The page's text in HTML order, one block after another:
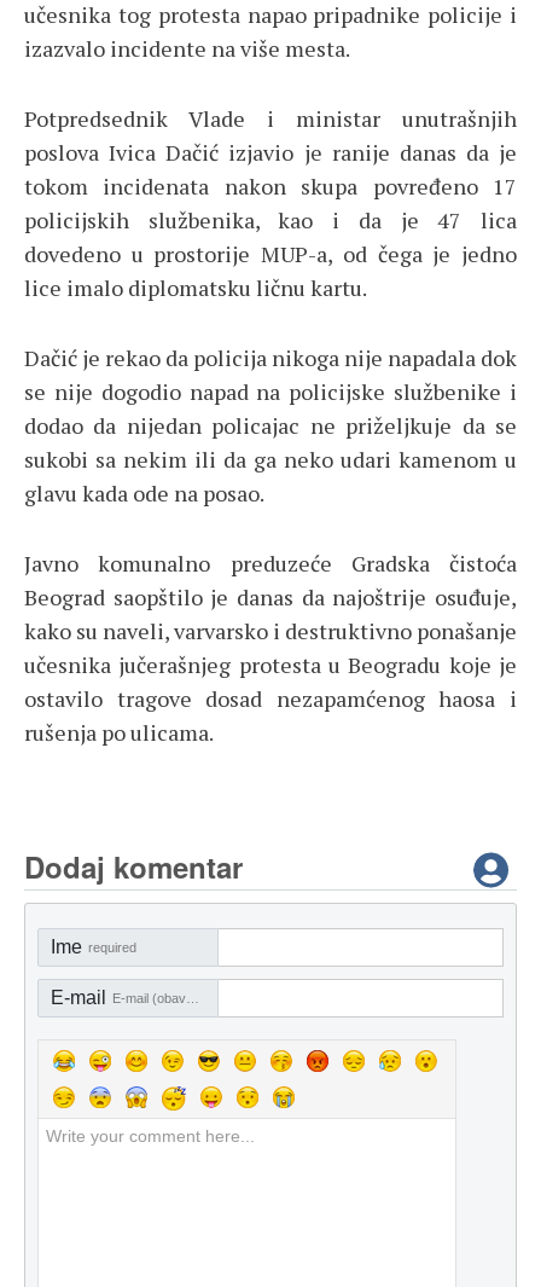
učesnika tog protesta napao pripadnike policije i
izazvalo incidente na više mesta.
Potpredsednik Vlade i ministar unutrašnjih
poslova Ivica Dačić izjavio je ranije danas da je
tokom incidenata nakon skupa povređeno 17
policijskih službenika, kao i da je 47 lica
dovedeno u prostorije MUP-a, od čega je jedno
lice imalo diplomatsku ličnu kartu.
Dačić je rekao da policija nikoga nije napadala dok
se nije dogodio napad na policijske službenike i
dodao da nijedan policajac ne priželjkuje da se
sukobi sa nekim ili da ga neko udari kamenom u
glavu kada ode na posao.
Javno komunalno preduzeće Gradska čistoća
Beograd saopštilo je danas da najoštrije osuđuje,
kako su naveli, varvarsko i destruktivno ponašanje
učesnika jučerašnjeg protesta u Beogradu koje je
ostavilo tragove dosad nezapamćenog haosa i
rušenja po ulicama.
Dodaj komentar
Ime required
E-mail